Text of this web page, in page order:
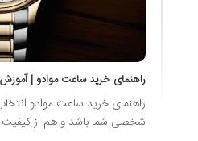
راهنمای خرید ساعت موادو |
راهنمای خرید ساعت موادو
شخصی شما باشد و هم از